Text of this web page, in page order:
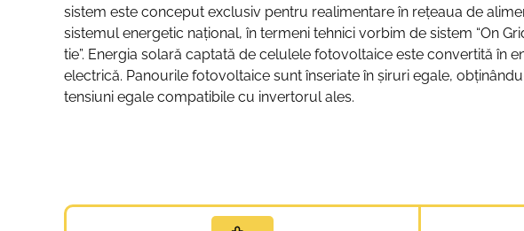
sistem este conceput exclusiv pentru realimentare în rețeaua de
sistemul energetic național, în termeni tehnici vorbim de sistem “On
tie”. Energia solară captată de celulele fotovoltaice este convertită în
electrică. Panourile fotovoltaice sunt înseriate în şiruri egale,
tensiuni egale compatibile cu invertorul ales.